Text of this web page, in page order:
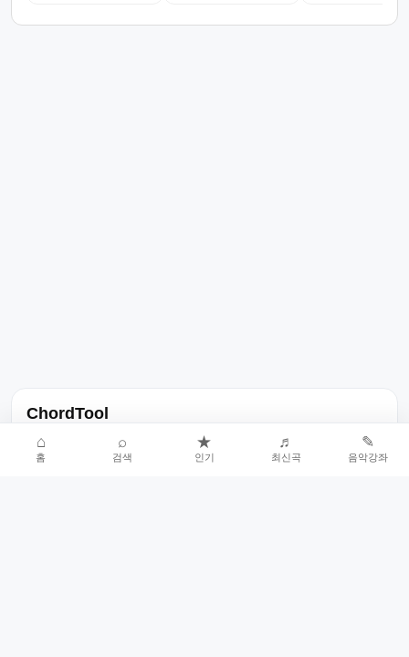
ChordTool
노래 가사, 곡 정보, 코드, 악보를 한곳에서 찾을 수 있는 음악 정보
서비스입니다.
⌂
홈
⌕
검색
★
인기
♬
최신곡
✎
음악강좌